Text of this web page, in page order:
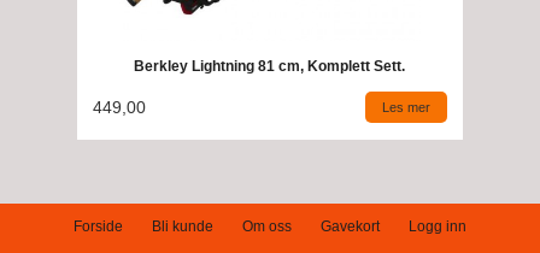
Berkley Lightning 81 cm, Komplett Sett.
449,00 Les mer
Forside Bli kunde Om oss Gavekort Logg inn